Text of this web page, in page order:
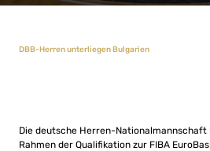
DBB-Herren unterliegen Bulgarien
Die deutsche Herren-Nationalmannschaft
Rahmen der Qualifikation zur FIBA